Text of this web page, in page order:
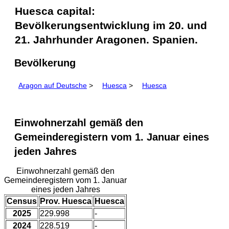
Huesca capital:
Bevölkerungsentwicklung im 20. und
21. Jahrhunder Aragonen. Spanien.
Bevölkerung
Aragon auf Deutsche > Huesca > Huesca
Einwohnerzahl gemäß den
Gemeinderegistern vom 1. Januar eines
jeden Jahres
Einwohnerzahl gemäß den
Gemeinderegistern vom 1. Januar
eines jeden Jahres
Census Prov. Huesca Huesca
2025
229.998
-
2024
228.519 -